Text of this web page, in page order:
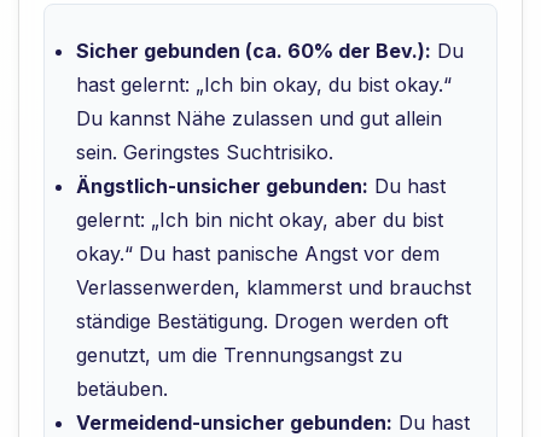
Sicher gebunden (ca. 60% der Bev.): Du
hast gelernt: „Ich bin okay, du bist okay.“
Du kannst Nähe zulassen und gut allein
sein. Geringstes Suchtrisiko.
Ängstlich-unsicher gebunden: Du hast
gelernt: „Ich bin nicht okay, aber du bist
okay.“ Du hast panische Angst vor dem
Verlassenwerden, klammerst und brauchst
ständige Bestätigung. Drogen werden oft
genutzt, um die Trennungsangst zu
betäuben.
Vermeidend-unsicher gebunden: Du hast